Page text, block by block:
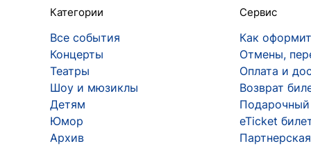
Категории
Все события
Концерты
Театры
Шоу и мюзиклы
Детям
Юмор
Архив
Сервис
Как
Отмены,
Оплата и
Возврат
Подарочный
eTicket